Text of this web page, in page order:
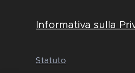
Informativa sulla
Statuto